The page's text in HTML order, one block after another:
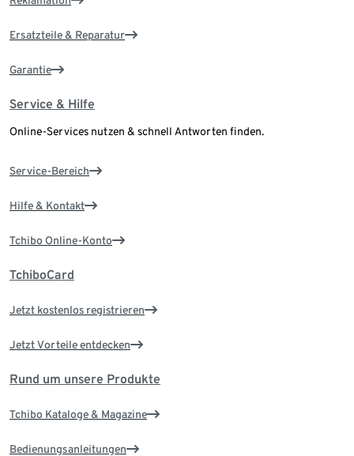
Ersatzteile & Reparatur
Garantie
Service & Hilfe
Online-Services nutzen & schnell Antworten finden.
Service-Bereich
Hilfe & Kontakt
Tchibo Online-Konto
TchiboCard
Jetzt kostenlos registrieren
Jetzt Vorteile entdecken
Rund um unsere Produkte
Tchibo Kataloge & Magazine
Bedienungsanleitungen